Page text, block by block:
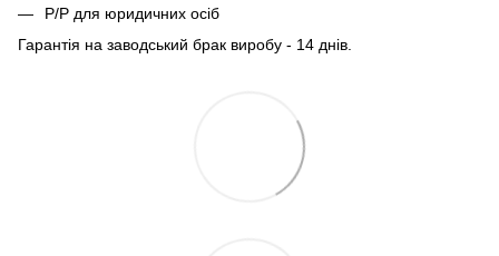
Р/Р для юридичних осіб
Гарантія на заводський брак виробу - 14 днів.